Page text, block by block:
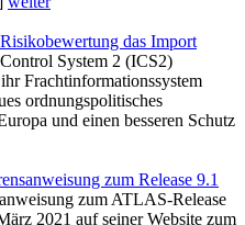
das Import
System 2 (ICS2)
Frachtinformationssystem
ordnungspolitisches
und einen besseren Schutz
zum Release 9.1
zum ATLAS-Release
2021 auf seiner Website zum